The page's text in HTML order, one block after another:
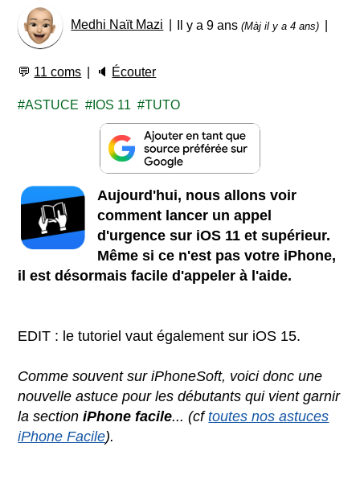
Medhi Naït Mazi Il y a 9 ans(Màj il y a 4 ans)
💬 11 coms 🔈 Écouter
ASTUCE IOS 11 TUTO
Aujourd'hui, nous allons voir
comment lancer un appel
d'urgence sur iOS 11 et supérieur.
Même si ce n'est pas votre iPhone,
il est désormais facile d'appeler à l'aide.
EDIT : le tutoriel vaut également sur iOS 15.
Comme souvent sur iPhoneSoft, voici donc une
nouvelle astuce pour les débutants qui vient garnir
la sectioniPhone facile... (cftoutes nos astuces
iPhone Facile).